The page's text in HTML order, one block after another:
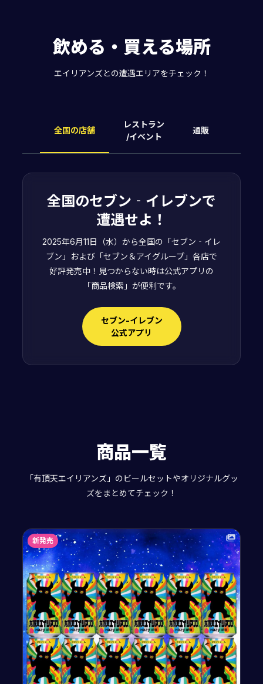
飲める・買える場所
エイリアンズとの遭遇エリアをチェック！
全国の店舗
レストラン
/イベント
通販
全国のセブン‐イレブンで
遭遇せよ！
2025年6月11日（水）から全国の「セブン‐イレ
ブン」および「セブン＆アイグループ」各店で
好評発売中！見つからない時は公式アプリの
「商品検索」が便利です。
セブン-イレブン
公式アプリ
商品一覧
「有頂天エイリアンズ」のビールセットやオリジナルグッ
ズをまとめてチェック！
新発売